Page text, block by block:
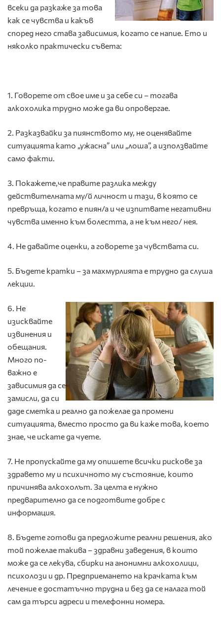
всеки да разкаже за това
как се чувства и какъв
според него става зависимия, когато се напие. Ето и
няколко практически съвета:
1. Говорете от свое име и за себе си – тогава
алкохолика трудно може да ви опровергае.
2. Разказвайки за пиянството му, не оценявайте
ситуацията като „ужасна” или „лоша”, а използвайте
само факти.
3. Покажете,че правите разлика между
действителната му/й личност и тази, в която се
превръща, когато е пиян/а и че изпитвате негативни
чувства именно към болестта, а не към него/ нея.
4. Не давайте оценки, а говорете за чувствата си.
5. Бъдете кратки – за махмурлията е трудно да слуша
лекции.
6. Не
изисквайте
извинения и
обещания.
Много по-
важно е
зависимия да се
замисли, да си
даде сметка и реално да пожелае да промени
ситуацията, вместо просто да ви каже това, което
знае, че искате да чуете.
7. Не пропускайте да му опишете всички рискове за
здравето му и психичното му състояние, които
причинява алкохолът. За целта е нужно
предварително да се подготвите добре с
информация.
8. Бъдете готови да предложите реални решения, ако
той пожелае такива – здравни заведения, в които
може да се лекува, сбирки на анонимни алкохолици,
психолози и др. Предприемането на крачката към
лечение е достатъчно трудна и без да се налага той
сам да търси адреси и телефонни номера.